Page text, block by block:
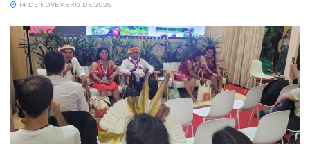
14 DE NOVEMBRO DE 2025